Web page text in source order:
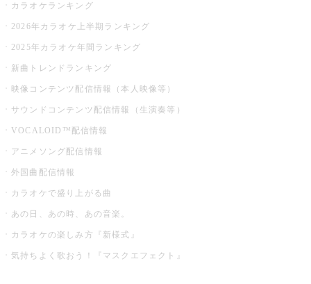
カラオケランキング
2026年カラオケ上半期ランキング
2025年カラオケ年間ランキング
新曲トレンドランキング
映像コンテンツ配信情報（本人映像等）
サウンドコンテンツ配信情報（生演奏等）
VOCALOID™配信情報
アニメソング配信情報
外国曲配信情報
カラオケで盛り上がる曲
あの日、あの時、あの音楽。
カラオケの楽しみ方『新様式』
気持ちよく歌おう！『マスクエフェクト』